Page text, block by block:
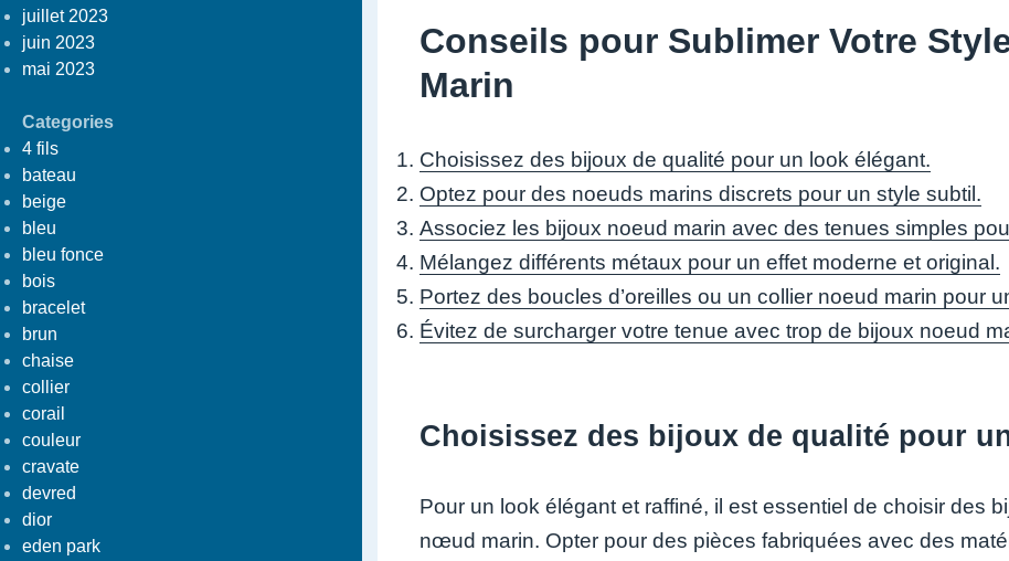
juillet 2023
juin 2023
mai 2023
Categories
4 fils
bateau
beige
bleu
bleu fonce
bois
bracelet
brun
chaise
collier
corail
couleur
cravate
devred
dior
eden park
Conseils pour Sublimer Votre
Marin
Choisissez des bijoux de qualité pour un look élégant.
Optez pour des noeuds marins discrets pour un style subtil.
Associez les bijoux noeud marin avec des tenues simples
Mélangez différents métaux pour un effet moderne et original.
Portez des boucles d’oreilles ou un collier noeud marin pour
Évitez de surcharger votre tenue avec trop de bijoux noeud
Choisissez des bijoux de qualité pour
Pour un look élégant et raffiné, il est essentiel de choisir des
nœud marin. Opter pour des pièces fabriquées avec des